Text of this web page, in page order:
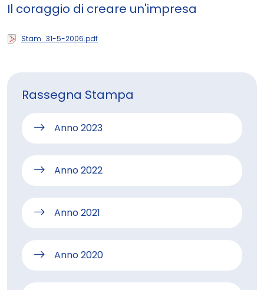
Il coraggio di creare un'impresa
Stam_31-5-2006.pdf
Rassegna Stampa
Anno 2023
Anno 2022
Anno 2021
Anno 2020